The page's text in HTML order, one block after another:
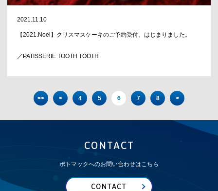
2021.11.10
【2021.Noel】クリスマスケーキのご予約受付、はじまりました。
／PATISSERIE TOOTH TOOTH
<< < 4 5 6 7 8 >
CONTACT
ポトマックへのお問い合わせはこちら
CONTACT